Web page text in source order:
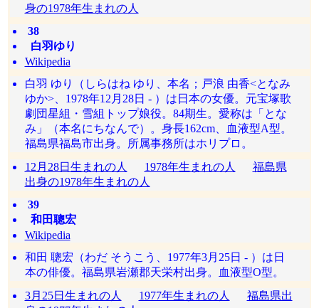
身の1978年生まれの人
38
白羽ゆり
Wikipedia
白羽 ゆり（しらはね ゆり、本名；戸浪 由香<となみ
ゆか>、1978年12月28日 - ）は日本の女優。元宝塚歌
劇団星組・雪組トップ娘役。84期生。愛称は「とな
み」（本名にちなんで）。身長162cm、血液型A型。
福島県福島市出身。所属事務所はホリプロ。
12月28日生まれの人
1978年生まれの人
福島県
出身の1978年生まれの人
39
和田聰宏
Wikipedia
和田 聰宏（わだ そうこう、1977年3月25日 - ）は日
本の俳優。福島県岩瀬郡天栄村出身。血液型O型。
3月25日生まれの人
1977年生まれの人
福島県出